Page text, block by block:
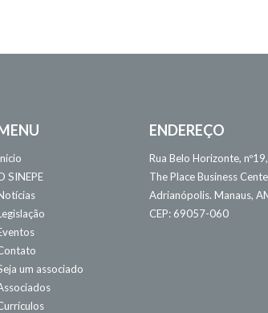
SINEPE
um associado
ENDEREÇO
Rua Belo Horizonte,
The Place Business
Adrianópolis. Manaus,
CEP: 69057-060